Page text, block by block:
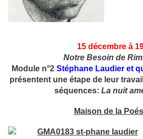
15 décembre à
Notre Besoin de
Module n°2 Stéphane Laudier et
présentent une étape de leur
séquences: La nuit
Maison de la